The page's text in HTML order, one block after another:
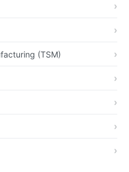
(TSM)